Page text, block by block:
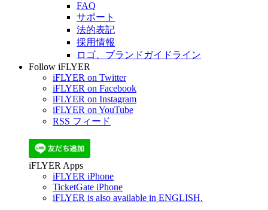
FAQ
サポート
法的表記
採用情報
ロゴ、ブランドガイドライン
Follow iFLYER
iFLYER on Twitter
iFLYER on Facebook
iFLYER on Instagram
iFLYER on YouTube
RSS フィード
iFLYER Apps
iFLYER iPhone
TicketGate iPhone
iFLYER is also available in ENGLISH.